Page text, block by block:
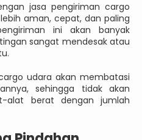
jasa pengiriman cargo
aman, cepat, dan paling
ini akan banyak
sangat mendesak atau
udara akan membatasi
sehingga tidak akan
alat berat dengan jumlah